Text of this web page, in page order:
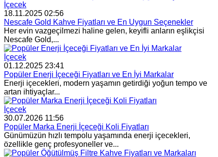
İçecek
18.11.2025 02:56
Nescafe Gold Kahve Fiyatları ve En Uygun Seçenekler
Her evin vazgeçilmezi haline gelen, keyifli anların eşlikçisi
Nescafe Gold,...
İçecek
01.12.2025 23:41
Popüler Enerji İçeceği Fiyatları ve En İyi Markalar
Enerji içecekleri, modern yaşamın getirdiği yoğun tempo ve
artan ihtiyaçlar...
İçecek
30.07.2026 11:56
Popüler Marka Enerji İçeceği Koli Fiyatları
Günümüzün hızlı tempolu yaşamında enerji içecekleri,
özellikle genç profesyoneller ve...